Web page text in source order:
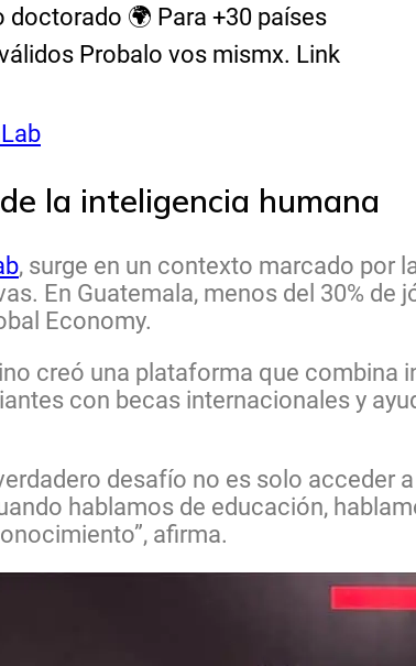
🌍 Para +30 países
Probalo vos mismx. Link
la inteligencia humana
, surge en un contexto marcado por
En Guatemala, menos del 30%
Economy.
creó una plataforma que
con becas internacionales y
desafío no es solo acceder
hablamos de educación,
afirma.